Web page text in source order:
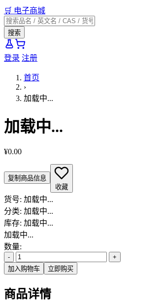
🛒 电子商城
搜索
登录 注册
首页
›
加载中...
加载中...
¥0.00
复制商品信息
收藏
货号: 加载中...
分类: 加载中...
库存: 加载中...
加载中...
数量:
-
+
加入购物车
立即购买
商品详情